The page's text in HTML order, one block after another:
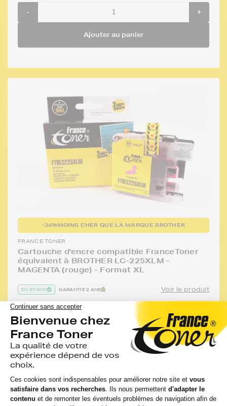
- +
Ajouter au panier
-34%MOINS CHER QUE LA MARQUE BROTHER
FRANCE TONER
Cartouche d'encre compatible FranceToner
équivalent à BROTHER LC-225XLM -
MAGENTA (rouge) - Format XL
EN STOCK GARANTIE 2 ANS Voir le produit
Compatible
BROTHER
MFC J 4625
DW
Capacité
:
1 200
pages
LIVRAISON GRATUITE
11,34 €HT